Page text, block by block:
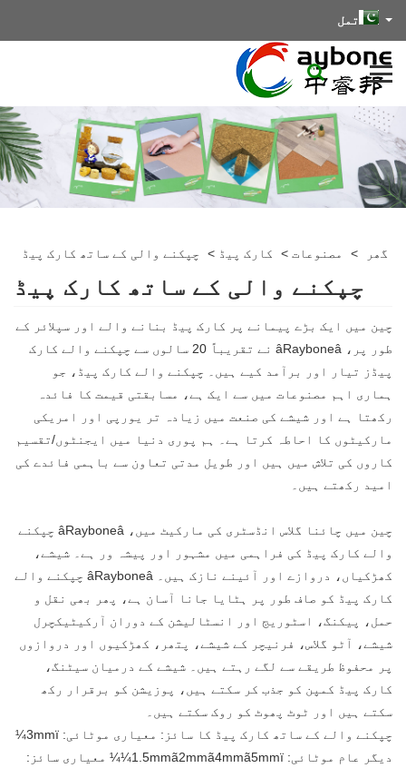
تمل
گھر > مصنوعات > کارک پیڈ > چپکنے والی کے ساتھ کارک پیڈ
چپکنے والی کے ساتھ کارک پیڈ
چین میں ایک بڑے پیمانے پر کارک پیڈ بنانے والے اور سپلائر کے
طور پر، âRayboneâ نے تقریباً 20 سالوں سے چپکنے والے کارک
پیڈز تیار اور برآمد کیے ہیں۔ چپکنے والے کارک پیڈ، جو
ہماری اہم مصنوعات میں سے ایک ہے، مسابقتی قیمت کا فائدہ
رکھتا ہے اور شیشے کی صنعت میں زیادہ تر یورپی اور امریکی
مارکیٹوں کا احاطہ کرتا ہے۔ ہم پوری دنیا میں ایجنٹوں/تقسیم
کاروں کی تلاش میں ہیں اور طویل مدتی تعاون سے باہمی فائدے کی
امید رکھتے ہیں۔
چین میں چائنا گلاس انڈسٹری کی مارکیٹ میں، âRayboneâ چپکنے
والے کارک پیڈ کی فراہمی میں مشہور اور پیشہ ور ہے۔ شیشے،
کھڑکیاں، دروازے اور آئینے نازک ہیں۔ âRayboneâ چپکنے والے
کارک پیڈ کو صاف طور پر ہٹایا جانا آسان ہے، پھر بھی نقل و
حمل، پیکنگ، اسٹوریج اور انسٹالیشن کے دوران آرکیٹیکچرل
شیشے، آٹو گلاس، فرنیچر کے شیشے، پتھر، کھڑکیوں اور دروازوں
پر محفوظ طریقے سے لگے رہتے ہیں۔ شیشے کے درمیان سیٹنگ،
کارک پیڈ کمپن کو جذب کر سکتے ہیں، پوزیشن کو برقرار رکھ
سکتے ہیں اور ٹوٹ پھوٹ کو روک سکتے ہیں۔
چپکنے والے کے ساتھ کارک پیڈ کا سائز: معیاری موٹائی: 3mmï¼
دیگر عام موٹائی: 1.5mmã2mmã4mmã5mmï¼¼ معیاری سائز: